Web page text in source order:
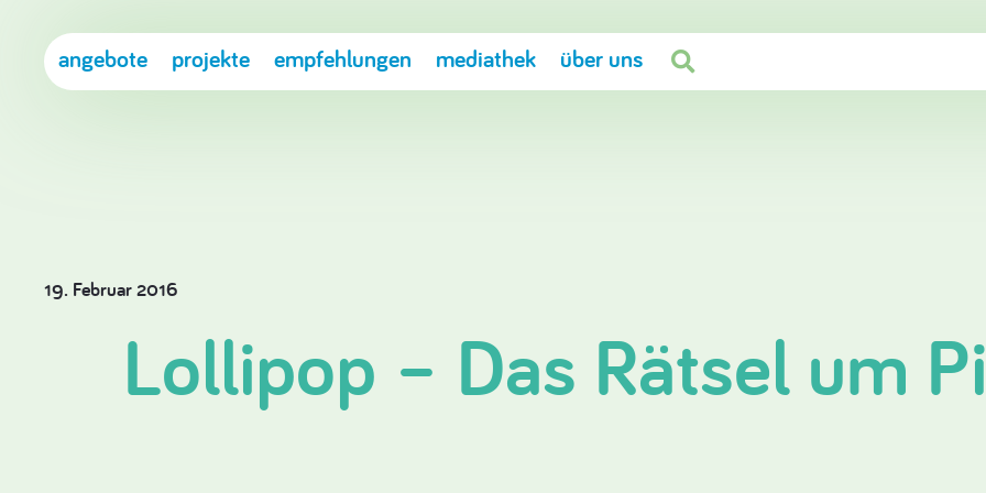
angebote projekte empfehlungen mediathek über uns 
19. Februar 2016
Lollipop – Das Rätsel um